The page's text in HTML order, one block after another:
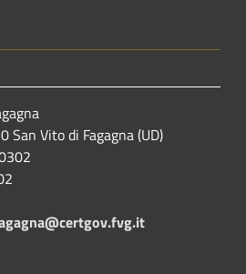
Vito di Fagagna (UD)